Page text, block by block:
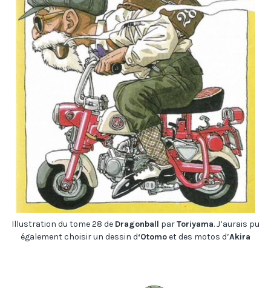
Illustration du tome 28 de Dragonball parToriyama. J’aurais pu
également choisir un dessin d‘Otomoet des motos d’Akira